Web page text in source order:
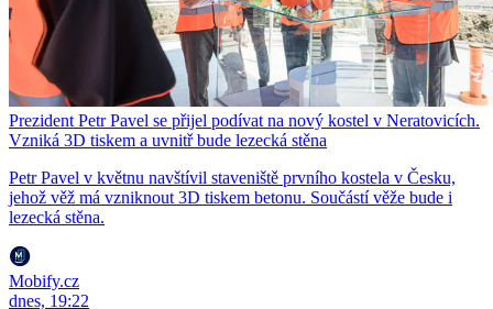
Prezident Petr Pavel se přijel podívat na nový kostel v Neratovicích.
Vzniká 3D tiskem a uvnitř bude lezecká stěna
Petr Pavel v květnu navštívil staveniště prvního kostela v Česku,
jehož věž má vzniknout 3D tiskem betonu. Součástí věže bude i
lezecká stěna.
Mobify.cz
dnes, 19:22